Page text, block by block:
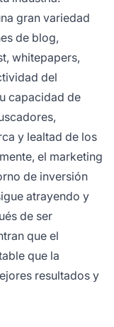
gran variedad
de blog,
whitepapers,
del
capacidad de
y lealtad de los
el marketing
de inversión
atrayendo y
de ser
que el
que la
resultados y